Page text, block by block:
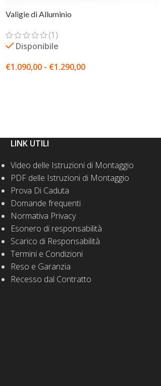
Valigie di Alluminio
(1)
Disponibile
€1.090,00 - €1.290,00
LINK UTILI
Video delle Istruzioni di Montaggio
PDF delle Istruzioni di Montaggio
Prova Di Caduta
Domande frequenti
Normativa Privacy
Esonero di responsabilità
Scarico di Responsabilità
Termini e Condizioni
Reso e Garanzia
Recesso dal Contratto